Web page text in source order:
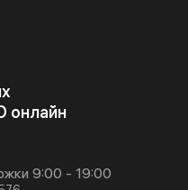
онлайн
9:00 - 19:00